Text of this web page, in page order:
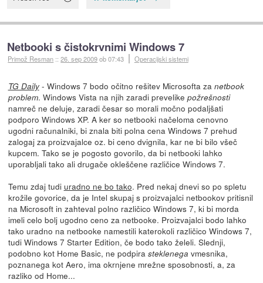
Netbooki s čistokrvnimi Windows 7
Primož Resman ::26. sep 2009ob 07:43 Operacijski sistemi
TG Daily- Windows 7 bodo očitno rešitev Microsofta za netbook
problem. Windows Vista na njih zaradi prevelike požrešnosti
namreč ne deluje, zaradi česar so morali močno podaljšati
podporo Windows XP. A ker so netbooki načeloma cenovno
ugodni računalniki, bi znala biti polna cena Windows 7 prehud
zalogaj za proizvajalce oz. bi ceno dvignila, kar ne bi bilo všeč
kupcem. Tako se je pogosto govorilo, da bi netbooki lahko
uporabljali tako ali drugače okleščene različice Windows 7.
Temu zdaj tudi uradno ne bo tako. Pred nekaj dnevi so po spletu
krožile govorice, da je Intel skupaj s proizvajalci netbookov pritisnil
na Microsoft in zahteval polno različico Windows 7, ki bi morda
imeli celo bolj ugodno ceno za netbooke. Proizvajalci bodo lahko
tako uradno na netbooke namestili katerokoli različico Windows 7,
tudi Windows 7 Starter Edition, če bodo tako želeli. Slednji,
podobno kot Home Basic, ne podpira steklenega vmesnika,
poznanega kot Aero, ima okrnjene mrežne sposobnosti, a, za
razliko od Home...